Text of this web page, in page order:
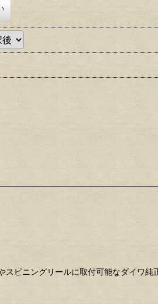
スピニングリールに取付可能なダイワ純